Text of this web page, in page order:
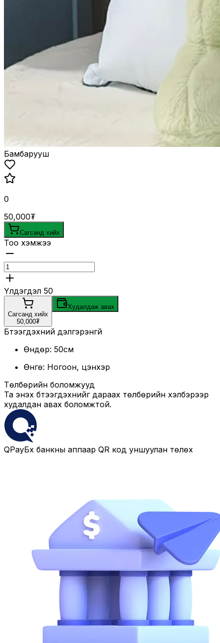
Бамбарууш
0
50,000₮
Сагсанд хийх
Тоо хэмжээ
Үлдэгдэл 50
Сагсанд хийх
50,000₮
Худалдаж авах
Бүтээгдэхүүний дэлгэрэнгүй
Өндөр: 50см
Өнгө: Ногоон, цэнхэр
Төлбөрийн боломжууд
Та энэхүү бүтээгдэхүүнийг дараах төлбөрийн хэлбэрээр
худалдан авах боломжтой.
QPayБүх банкны аппаар QR код уншуулан төлөх